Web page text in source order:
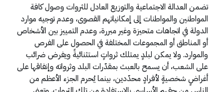
تضمن العدالة الاجتماعية والتوزيع العادل للثروات وصول كافة
المواطنين والمواطنات إلى إمكانياتهم القصوى، وعدم توجيه موارد
الدولة في اتجاهات متحيزة وغير مبررة، وعدم التمييز بين الأشخاص
أو المناطق أو المجموعات المختلفة في الحصول على الفرص
والموارد. ولا يمكن لبلدٍ يمتلك ثرواتٍ استثنائيةً ويفرض ضرائب
على الشعب، أن يسمح بالعبث بمقدّرات البلد وثرواته وإنفاقها على
أغراضٍ شخصيةٍ لأفرادٍ محدّدين، بينما يُحرم الجزء الأعظم من